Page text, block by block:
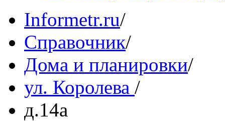
Informetr.ru/
Справочник/
Дома и планировки/
ул. Королева /
д.14а